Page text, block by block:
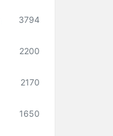
3794
2200
2170
1650